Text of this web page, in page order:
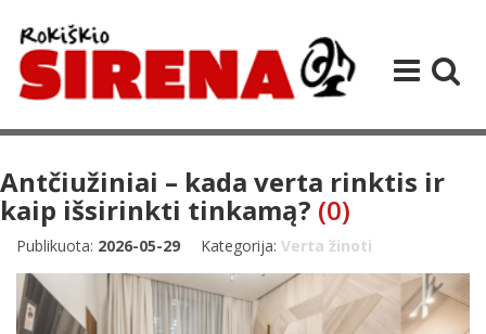
Antčiužiniai – kada verta rinktis ir
kaip išsirinkti tinkamą? (0)
Publikuota: 2026-05-29 Kategorija: Verta žinoti